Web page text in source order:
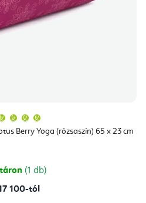
Berry Yoga (rózsaszín) 65 x 23 cm
átlagos
értékelése
csillag.
(1 db)
100-tól